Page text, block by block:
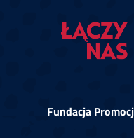
Fundacja